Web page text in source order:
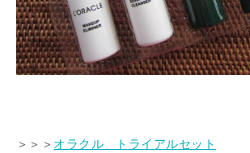
＞＞＞ オラクル トライアルセット